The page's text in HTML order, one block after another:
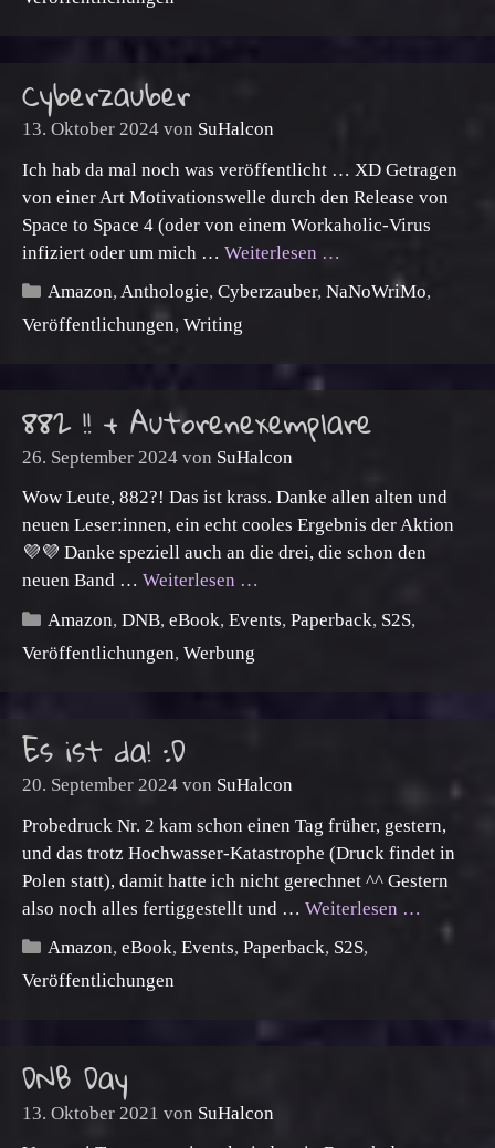
Cyberzauber
13. Oktober 2024 von SuHalcon
Ich hab da mal noch was veröffentlicht … XD Getragen
von einer Art Motivationswelle durch den Release von
Space to Space 4 (oder von einem Workaholic-Virus
infiziert oder um mich … Weiterlesen …
Kategorien
Amazon,Anthologie,Cyberzauber,NaNoWriMo,
Veröffentlichungen, Writing
882 !! + Autorenexemplare
26. September 2024 von SuHalcon
Wow Leute, 882?! Das ist krass. Danke allen alten und
neuen Leser:innen, ein echt cooles Ergebnis der Aktion
💜💜 Danke speziell auch an die drei, die schon den
neuen Band … Weiterlesen …
Kategorien
Amazon,DNB,eBook,Events,Paperback, S2S,
Veröffentlichungen, Werbung
Es ist da! :D
20. September 2024 von SuHalcon
Probedruck Nr. 2 kam schon einen Tag früher, gestern,
und das trotz Hochwasser-Katastrophe (Druck findet in
Polen statt), damit hatte ich nicht gerechnet ^^ Gestern
also noch alles fertiggestellt und … Weiterlesen …
Kategorien
Amazon,eBook,Events,Paperback, S2S,
Veröffentlichungen
DNB Day
13. Oktober 2021 von SuHalcon